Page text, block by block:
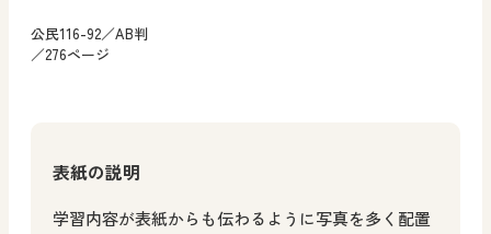
公民116-92／AB判
／276ページ
表紙の説明
学習内容が表紙からも伝わるように写真を多く配置